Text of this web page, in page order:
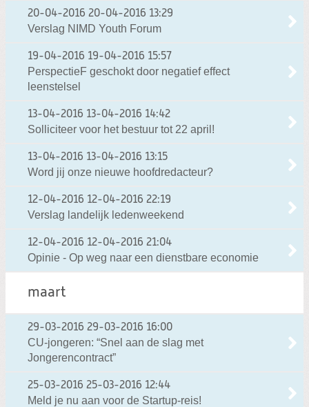
20-04-2016 20-04-2016 13:29
Verslag NIMD Youth Forum
19-04-2016 19-04-2016 15:57
PerspectieF geschokt door negatief effect
leenstelsel
13-04-2016 13-04-2016 14:42
Solliciteer voor het bestuur tot 22 april!
13-04-2016 13-04-2016 13:15
Word jij onze nieuwe hoofdredacteur?
12-04-2016 12-04-2016 22:19
Verslag landelijk ledenweekend
12-04-2016 12-04-2016 21:04
Opinie - Op weg naar een dienstbare economie
maart
29-03-2016 29-03-2016 16:00
CU-jongeren: “Snel aan de slag met
Jongerencontract”
25-03-2016 25-03-2016 12:44
Meld je nu aan voor de Startup-reis!